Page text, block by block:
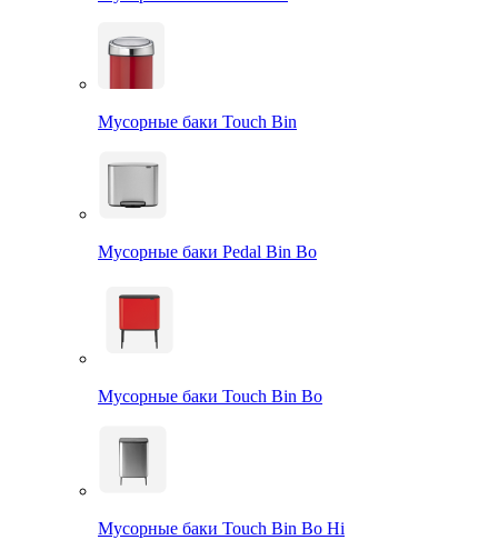
Мусорные баки Touch Bin
Мусорные баки Pedal Bin Bo
Мусорные баки Touch Bin Bo
Мусорные баки Touch Bin Bo Hi